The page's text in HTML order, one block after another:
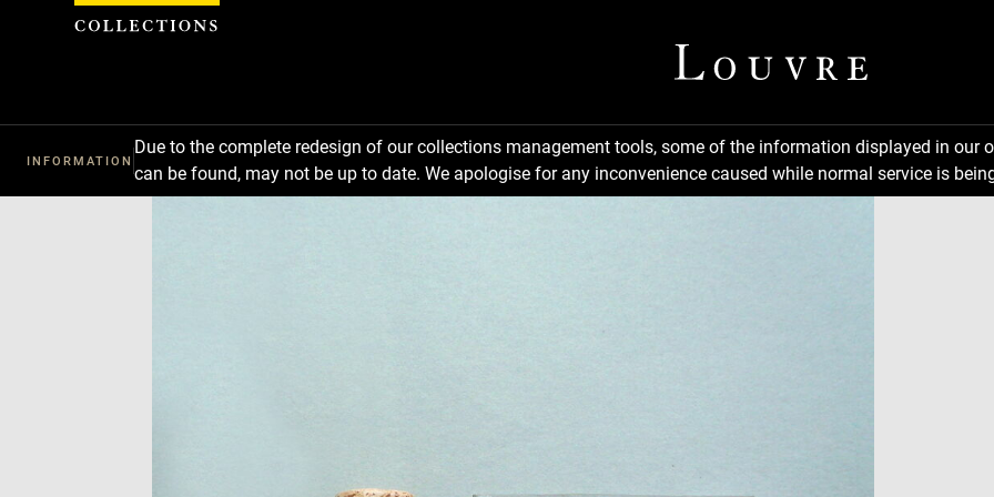
INFORMATION
Due to the complete redesign of our collections management tools, some of the information displayed in
can be found, may not be up to date. We apologise for any inconvenience caused while normal service is
Cookies management panel